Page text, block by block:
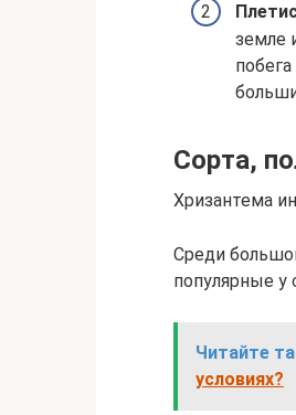
земле
Сорта,
Хризантема
Среди
популярные у
Читайте
условиях?